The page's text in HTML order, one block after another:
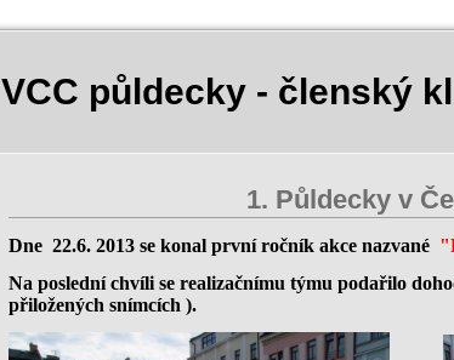
VCC půldecky - členský
1. Půldecky v
Dne 22.6. 2013 se konal první ročník akce nazvané
Na poslední chvíli se realizačnímu týmu podařilo
přiložených snímcích ).